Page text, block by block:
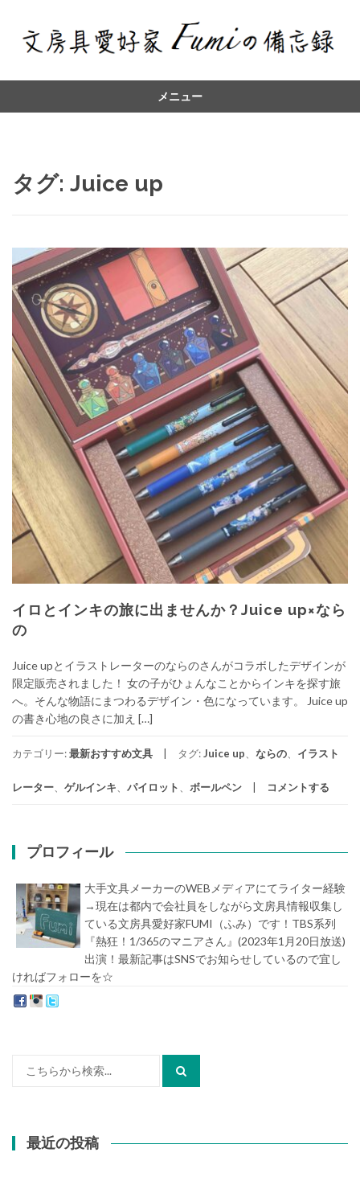
メニュー
タグ: Juice up
イロとインキの旅に出ませんか？Juice up×なら
の
Juice upとイラストレーターのならのさんがコラボしたデザインが
限定販売されました！ 女の子がひょんなことからインキを探す旅
へ。そんな物語にまつわるデザイン・色になっています。 Juice up
の書き心地の良さに加え […]
カテゴリー:最新おすすめ文具 タグ:Juice up、 ならの、 イラスト
レーター、 ゲルインキ、 パイロット、 ボールペン コメントする
プロフィール
大手文具メーカーのWEBメディアにてライター経験
→現在は都内で会社員をしながら文房具情報収集し
ている文房具愛好家FUMI（ふみ）です！TBS系列
『熱狂！1/365のマニアさん』(2023年1月20日放送)
出演！最新記事はSNSでお知らせしているので宜し
ければフォローを☆
最近の投稿